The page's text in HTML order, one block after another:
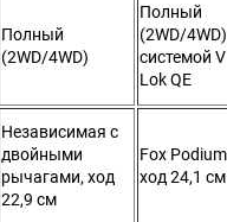
Полный
(2WD/4WD)
Полный
(2WD/
системой
Lok QE
Независимая с
двойными
рычагами, ход
22,9 см
Fox
ход 24,1 см